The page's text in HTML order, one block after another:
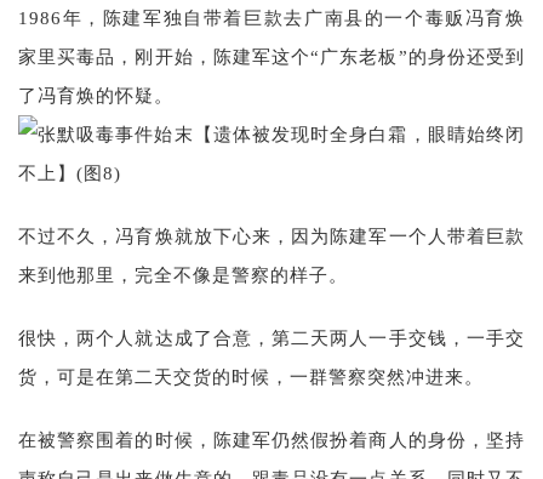
1986年，陈建军独自带着巨款去广南县的一个毒贩冯育焕
家里买毒品，刚开始，陈建军这个“广东老板”的身份还受到
了冯育焕的怀疑。
不过不久，冯育焕就放下心来，因为陈建军一个人带着巨款
来到他那里，完全不像是警察的样子。
很快，两个人就达成了合意，第二天两人一手交钱，一手交
货，可是在第二天交货的时候，一群警察突然冲进来。
在被警察围着的时候，陈建军仍然假扮着商人的身份，坚持